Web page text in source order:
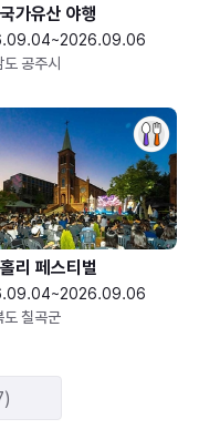
가유산 야행
공주시
리 페스티벌
도 칠곡군